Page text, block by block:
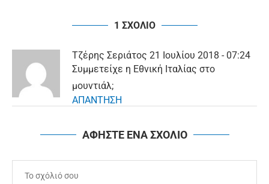
1 ΣΧΟΛΙΟ
Τζέρης Σεριάτος 21 Ιουλίου 2018 - 07:24
Συμμετείχε η Εθνική Ιταλίας στο
μουντιάλ;
ΑΠΑΝΤΗΣΗ
ΑΦΗΣΤΕ ΕΝΑ ΣΧΟΛΙΟ